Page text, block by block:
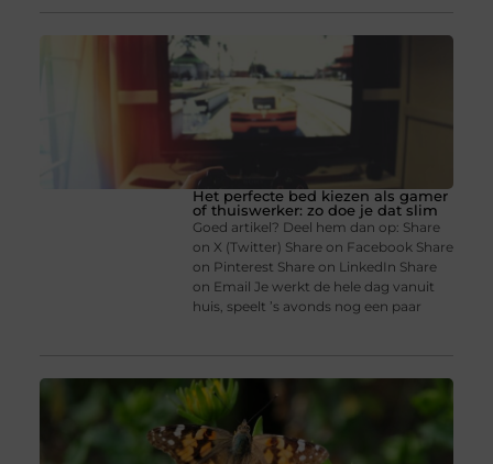
Het perfecte bed kiezen als gamer
of thuiswerker: zo doe je dat slim
Goed artikel? Deel hem dan op: Share
on X (Twitter) Share on Facebook Share
on Pinterest Share on LinkedIn Share
on Email Je werkt de hele dag vanuit
huis, speelt ’s avonds nog een paar